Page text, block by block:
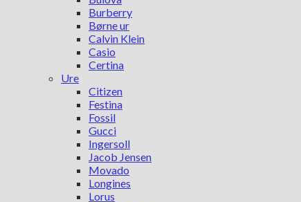
Burberry
Børne ur
Calvin Klein
Casio
Certina
Ure
Citizen
Festina
Fossil
Gucci
Ingersoll
Jacob Jensen
Movado
Longines
Lorus